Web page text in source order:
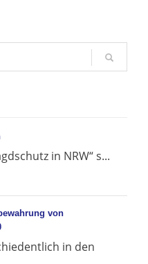
in NRW“ s...
von
in den